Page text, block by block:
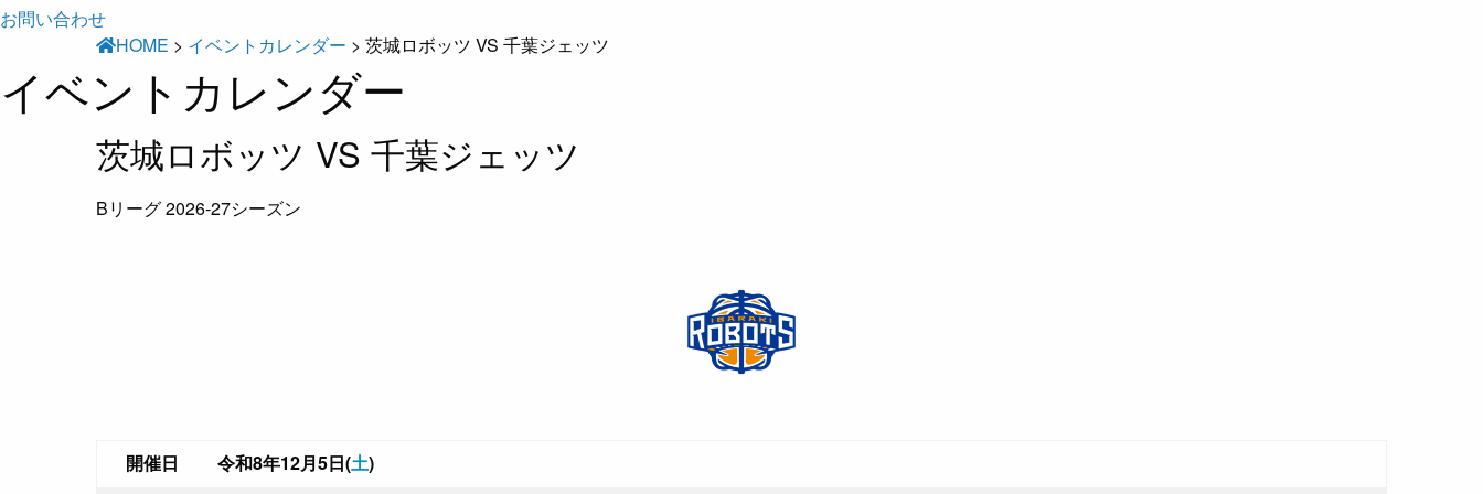
お問い合わせ
HOME > イベントカレンダー > 茨城ロボッツ VS 千葉ジェッツ
イベントカレンダー
茨城ロボッツ VS 千葉ジェッツ
Bリーグ 2026-27シーズン
開催日 令和8年12月5日(土)